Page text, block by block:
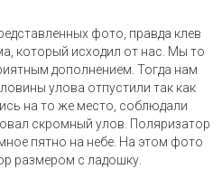
фото, правда клев
который исходил от нас. Мы то
дополнением. Тогда нам
улова отпустили так как
на то же место, соблюдали
скромный улов. Поляризатор
пятно на небе. На этом фото
размером с ладошку.